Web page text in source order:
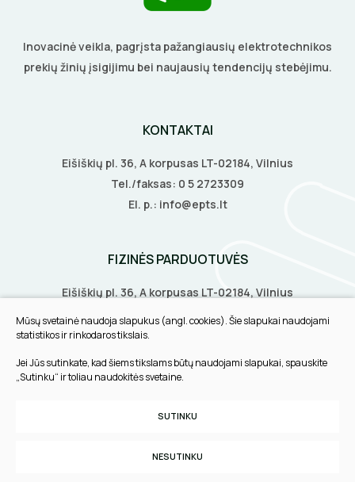
PJOVIMO ĮRANKIAI
ELEKTRINIAI ĮRANKIAI
Inovacinė veikla, pagrįsta pažangiausių elektrotechnikos
prekių žinių įsigijimu bei naujausių tendencijų stebėjimu.
KONTAKTAI
Eišiškių pl. 36, A korpusas LT-02184, Vilnius
Tel./faksas: 0 5 2723309
El. p.: info@epts.lt
FIZINĖS PARDUOTUVĖS
Eišiškių pl. 36, A korpusas LT-02184, Vilnius
Biruliškių g. 8, LT-52168, Kaunas
Tilžės g. 60, LT-91108, Klaipėda
INFORMACIJA
Privatumo politika
Mūsų svetainė naudoja slapukus (angl. cookies). Šie slapukai naudojami
statistikos ir rinkodaros tikslais.
Jei Jūs sutinkate, kad šiems tikslams būtų naudojami slapukai, spauskite
„Sutinku“ ir toliau naudokitės svetaine.
SUTINKU
NESUTINKU